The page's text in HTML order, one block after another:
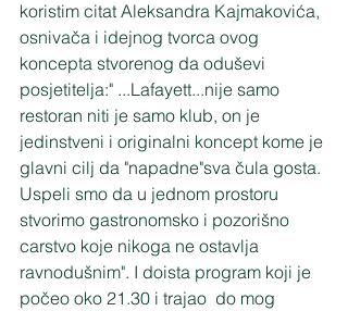
koristim citat Aleksandra Kajmakovića,
osnivača i idejnog tvorca ovog
koncepta stvorenog da oduševi
posjetitelja:" ...Lafayett...nije samo
restoran niti je samo klub, on je
jedinstveni i originalni koncept kome je
glavni cilj da "napadne"sva čula gosta.
Uspeli smo da u jednom prostoru
stvorimo gastronomsko i pozorišno
carstvo koje nikoga ne ostavlja
ravnodušnim". I doista program koji je
počeo oko 21.30 i trajao  do mog